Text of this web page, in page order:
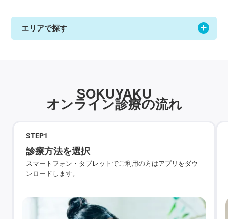
エリアで探す
SOKUYAKU
オンライン診療の流れ
STEP1
診療方法を選択
スマートフォン・タブレットでご利用の方はアプリをダウ
ンロードします。